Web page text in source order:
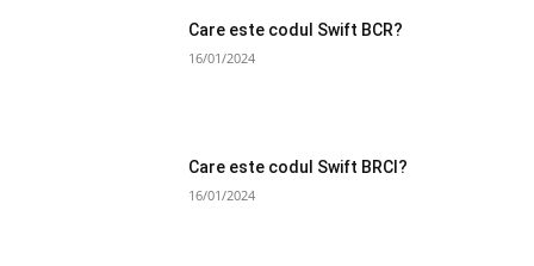
Care este codul Swift BCR?
16/01/2024
Care este codul Swift BRCI?
16/01/2024